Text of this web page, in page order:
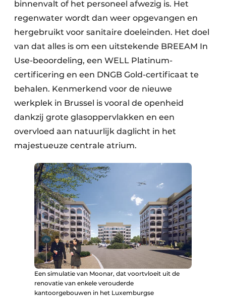
binnenvalt of het personeel afwezig is. Het
regenwater wordt dan weer opgevangen en
hergebruikt voor sanitaire doeleinden. Het doel
van dat alles is om een uitstekende BREEAM In
Use-beoordeling, een WELL Platinum-
certificering en een DNGB Gold-certificaat te
behalen. Kenmerkend voor de nieuwe
werkplek in Brussel is vooral de openheid
dankzij grote glasoppervlakken en een
overvloed aan natuurlijk daglicht in het
majestueuze centrale atrium.
Een simulatie van Moonar, dat voortvloeit uit de
renovatie van enkele verouderde
kantoorgebouwen in het Luxemburgse